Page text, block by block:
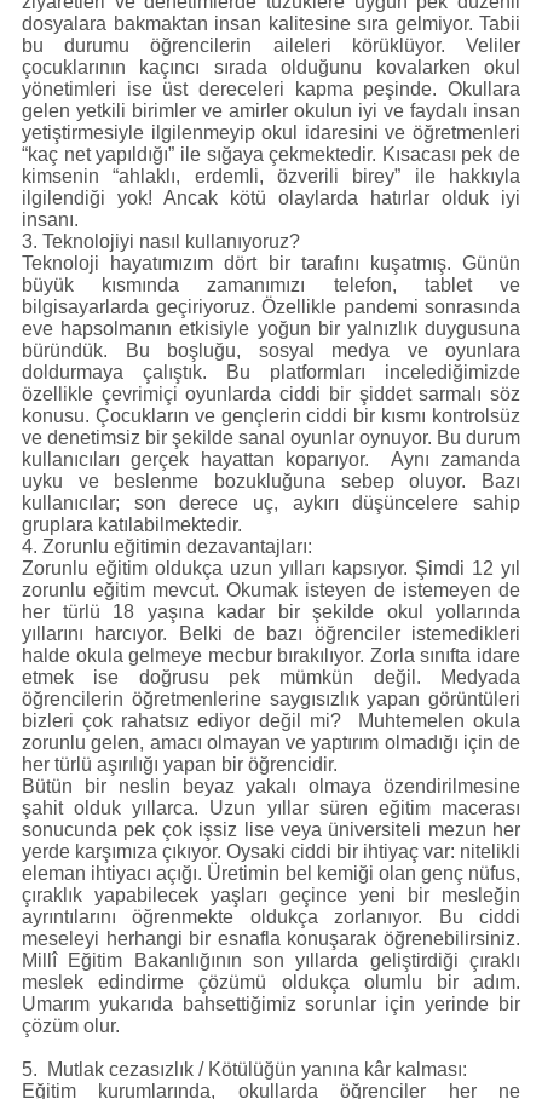
dosyalara bakmaktan insan kalitesine sıra gelmiyor. Tabii
bu durumu öğrencilerin aileleri körüklüyor. Veliler
çocuklarının kaçıncı sırada olduğunu kovalarken okul
yönetimleri ise üst dereceleri kapma peşinde. Okullara
gelen yetkili birimler ve amirler okulun iyi ve faydalı insan
yetiştirmesiyle ilgilenmeyip okul idaresini ve öğretmenleri
“kaç net yapıldığı” ile sığaya çekmektedir. Kısacası pek de
kimsenin “ahlaklı, erdemli, özverili birey” ile hakkıyla
ilgilendiği yok! Ancak kötü olaylarda hatırlar olduk iyi
insanı.
3. Teknolojiyi nasıl kullanıyoruz?
Teknoloji hayatımızım dört bir tarafını kuşatmış. Günün
büyük kısmında zamanımızı telefon, tablet ve
bilgisayarlarda geçiriyoruz. Özellikle pandemi sonrasında
eve hapsolmanın etkisiyle yoğun bir yalnızlık duygusuna
büründük. Bu boşluğu, sosyal medya ve oyunlara
doldurmaya çalıştık. Bu platformları incelediğimizde
özellikle çevrimiçi oyunlarda ciddi bir şiddet sarmalı söz
konusu. Çocukların ve gençlerin ciddi bir kısmı kontrolsüz
ve denetimsiz bir şekilde sanal oyunlar oynuyor. Bu durum
kullanıcıları gerçek hayattan koparıyor. Aynı zamanda
uyku ve beslenme bozukluğuna sebep oluyor. Bazı
kullanıcılar; son derece uç, aykırı düşüncelere sahip
gruplara katılabilmektedir.
4. Zorunlu eğitimin dezavantajları:
Zorunlu eğitim oldukça uzun yılları kapsıyor. Şimdi 12 yıl
zorunlu eğitim mevcut. Okumak isteyen de istemeyen de
her türlü 18 yaşına kadar bir şekilde okul yollarında
yıllarını harcıyor. Belki de bazı öğrenciler istemedikleri
halde okula gelmeye mecbur bırakılıyor. Zorla sınıfta idare
etmek ise doğrusu pek mümkün değil. Medyada
öğrencilerin öğretmenlerine saygısızlık yapan görüntüleri
bizleri çok rahatsız ediyor değil mi? Muhtemelen okula
zorunlu gelen, amacı olmayan ve yaptırım olmadığı için de
her türlü aşırılığı yapan bir öğrencidir.
Bütün bir neslin beyaz yakalı olmaya özendirilmesine
şahit olduk yıllarca. Uzun yıllar süren eğitim macerası
sonucunda pek çok işsiz lise veya üniversiteli mezun her
yerde karşımıza çıkıyor. Oysaki ciddi bir ihtiyaç var: nitelikli
eleman ihtiyacı açığı. Üretimin bel kemiği olan genç nüfus,
çıraklık yapabilecek yaşları geçince yeni bir mesleğin
ayrıntılarını öğrenmekte oldukça zorlanıyor. Bu ciddi
meseleyi herhangi bir esnafla konuşarak öğrenebilirsiniz.
Millî Eğitim Bakanlığının son yıllarda geliştirdiği çıraklı
meslek edindirme çözümü oldukça olumlu bir adım.
Umarım yukarıda bahsettiğimiz sorunlar için yerinde bir
çözüm olur.
5. Mutlak cezasızlık / Kötülüğün yanına kâr kalması:
Eğitim kurumlarında, okullarda öğrenciler her ne